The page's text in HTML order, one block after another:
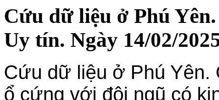
Cứu dữ liệu ở Phú
Uy tín. Ngày 14/02/
Cứu dữ liệu ở Phú Yên.
ổ cứng với đội ngũ có